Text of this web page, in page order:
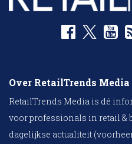
Over RetailTrends Media
RetailTrends Media is dé
voor professionals in retail &
dagelijkse actualiteit